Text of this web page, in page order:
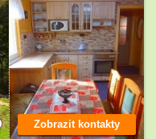
Zobrazit kontakty